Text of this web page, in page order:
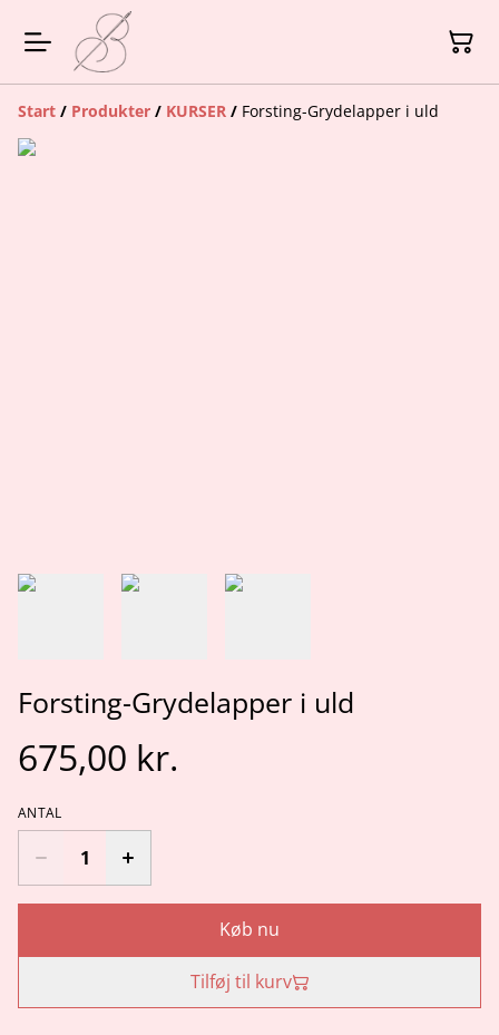
Start / Produkter / KURSER / Forsting-Grydelapper i uld
Forsting-Grydelapper i uld
675,00 kr.
ANTAL
Køb nu
Tilføj til kurv